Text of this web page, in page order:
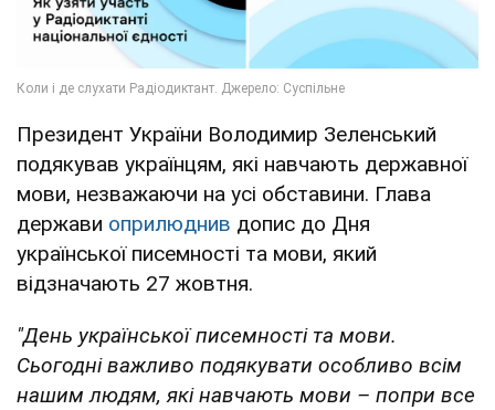
Президент України Володимир Зеленський
подякував українцям, які навчають державної
мови, незважаючи на усі обставини. Глава
держави оприлюднив допис до Дня
української писемності та мови, який
відзначають 27 жовтня.
"День української писемності та мови.
Сьогодні важливо подякувати особливо всім
нашим людям, які навчають мови – попри все